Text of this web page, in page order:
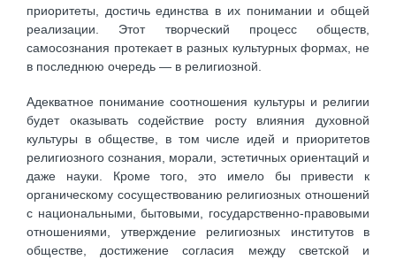
приоритеты, достичь единства в их понимании и общей
реализации. Этот творческий процесс обществ,
самосознания протекает в разных культурных формах, не
в последнюю очередь — в религиозной.
Адекватное понимание соотношения культуры и религии
будет оказывать содействие росту влияния духовной
культуры в обществе, в том числе идей и приоритетов
религиозного сознания, морали, эстетичных ориентаций и
даже науки. Кроме того, это имело бы привести к
органическому сосуществованию религиозных отношений
с национальными, бытовыми, государственно-правовыми
отношениями, утверждение религиозных институтов в
обществе, достижение согласия между светской и